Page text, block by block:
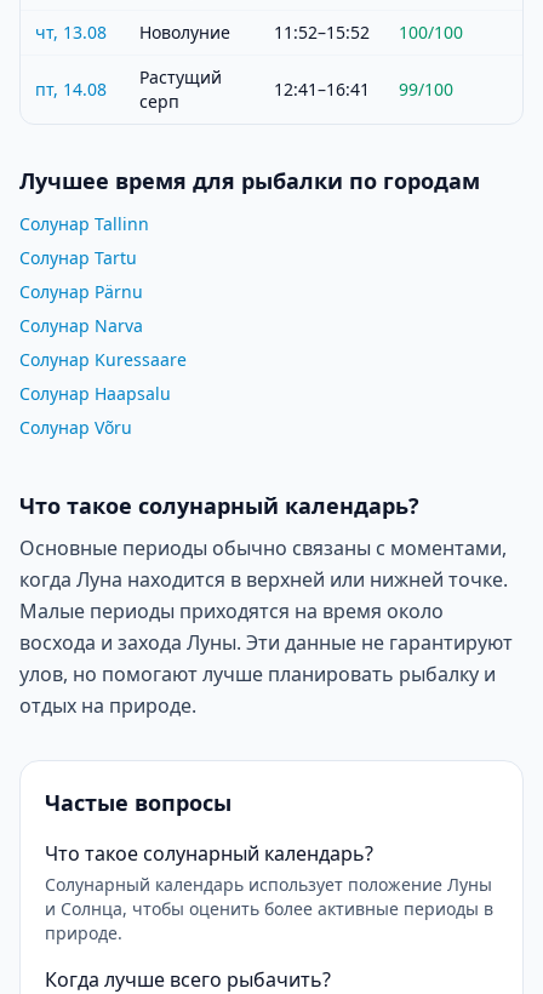
чт, 13.08
Новолуние 11:52–15:52 100/100
пт, 14.08
Растущий
серп
12:41–16:41 99/100
Лучшее время для рыбалки по городам
Солунар Tallinn
Солунар Tartu
Солунар Pärnu
Солунар Narva
Солунар Kuressaare
Солунар Haapsalu
Солунар Võru
Что такое солунарный календарь?
Основные периоды обычно связаны с моментами,
когда Луна находится в верхней или нижней точке.
Малые периоды приходятся на время около
восхода и захода Луны. Эти данные не гарантируют
улов, но помогают лучше планировать рыбалку и
отдых на природе.
Частые вопросы
Что такое солунарный календарь?
Солунарный календарь использует положение Луны
и Солнца, чтобы оценить более активные периоды в
природе.
Когда лучше всего рыбачить?